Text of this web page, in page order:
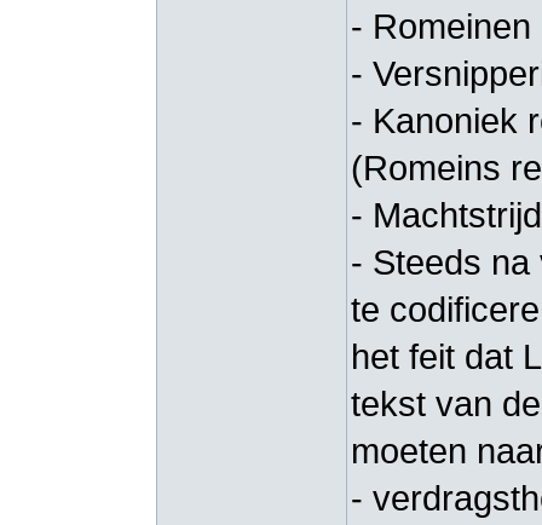
-
-
- Kanoniek
(Romeins
-
- Steeds na
te
het feit dat
tekst van
moeten
-